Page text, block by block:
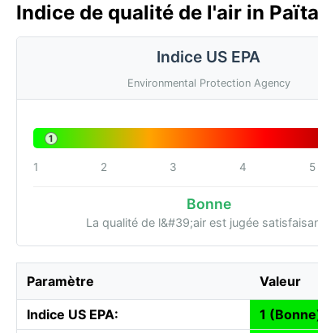
Indice de qualité de l'air in
Indice US EPA
Environmental Protection Agency
1
1 2 3 4 5
Bonne
La qualité de l&#39;air est jugée
Paramètre Valeur
Indice US EPA:
1